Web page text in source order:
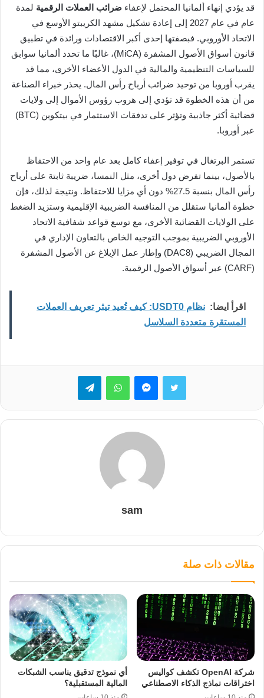
قد يؤدي إنهاء ألمانيا المحتمل لإعفاء ضرائب العملات الرقمية لمدة
عام في عام 2027 إلى إعادة تشكيل مشهد الكريبتو الأوسع في
الاتحاد الأوروبي. فبصفتها إحدى أكبر الاقتصادات ورائدة في تطبيق
قانون أسواق الأصول المشفرة (MiCA)، غالبًا ما تحدد ألمانيا سوابق
للسياسات التنظيمية والمالية في الدول الأعضاء الأخرى، مما قد
يقرب أوروبا من توحيد ضرائب أرباح رأس المال. يحذر خبراء الصناعة
من أن هذه الخطوة قد تؤدي إلى هروب رؤوس الأموال إلى ولايات
قضائية أكثر جاذبية وتؤثر على تدفقات الاستثمار في بيتكوين (BTC)
عبر أوروبا.
تستمر البرتغال في توفير إعفاء كامل بعد عام واحد من الاحتفاظ
بالأصول، بينما تفرض دول أخرى، مثل النمسا، ضريبة ثابتة على أرباح
رأس المال بنسبة 27.5% دون أي مزايا للاحتفاظ. ونتيجة لذلك، فإن
خطوة ألمانيا ستقلل من المنافسة الضريبية الإقليمية وستزيد الضغط
على الولايات القضائية الأخرى، مع توسع قواعد شفافية الاتحاد
الأوروبي الضريبية بموجب التوجيه الخاص بالتعاون الإداري في
المجال الضريبي (DAC8) وإطار عمل الإبلاغ عن الأصول المشفرة
(CARF) عبر أسواق الأصول الرقمية.
اقرأ ايضا:
نظام USDT0: كيف تُعيد تيثر تعريف العملات
المستقرة متعددة السلاسل
تويتر ماسنجرواتساب تيلقرام
sam
مقالات ذات صلة
شركة OpenAI تكشف كواليس
اختراقات نماذج الذكاء الاصطناعي
أي نموذج تدقيق يناسب الشبكات
المالية المستقبلية؟